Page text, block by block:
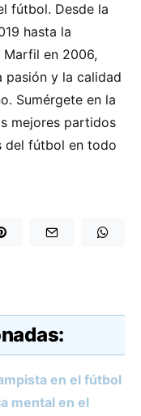
fútbol. Desde la
hasta la
en 2006,
pasión y la calidad
Sumérgete en la
mejores partidos
del fútbol en todo
en el fútbol
mental en el